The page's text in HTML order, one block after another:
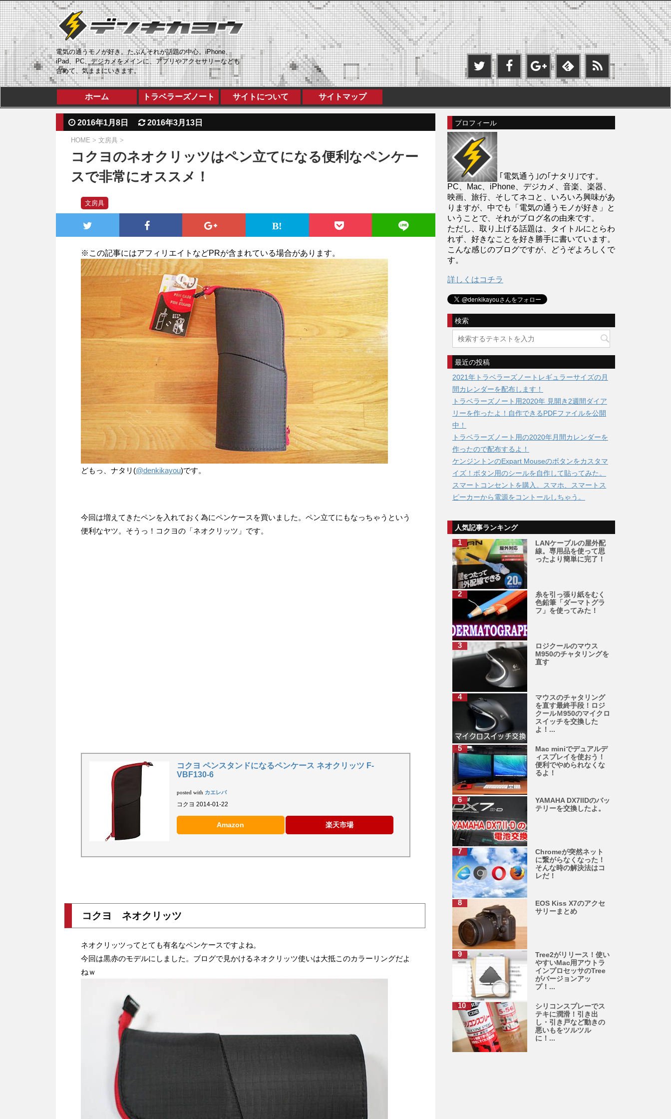
電気の通うモノが好き。たぶんそれが話題の中心。iPhone、
iPad、PC、デジカメをメインに、アプリやアクセサリーなども
含めて、気ままにいきます。
ホーム トラベラーズノート サイトについて サイトマップ
2016年1月8日 2016年3月13日
HOME > 文房具 >
コクヨのネオクリッツはペン立てになる便利なペンケー
スで非常にオススメ！
文房具
※この記事にはアフィリエイトなどPRが含まれている場合があります。
どもっ、ナタリ(@denkikayou)です。
今回は増えてきたペンを入れておく為にペンケースを買いました。ペン立てにもなっちゃうという
便利なヤツ。そうっ！コクヨの「ネオクリッツ」です。
コクヨ ペンスタンドになるペンケース ネオクリッツ F-
VBF130-6
posted with カエレバ
コクヨ 2014-01-22
Amazon 楽天市場
コクヨ ネオクリッツ
ネオクリッツってとても有名なペンケースですよね。
今回は黒赤のモデルにしました。ブログで見かけるネオクリッツ使いは大抵このカラーリングだよ
ねｗ
プロフィール
｢電気通う｣の｢ナタリ｣です。
PC、Mac、iPhone、デジカメ、音楽、楽器、
映画、旅行、そしてネコと、いろいろ興味があ
りますが、中でも「電気の通うモノが好き」と
いうことで、それがブログ名の由来です。
ただし、取り上げる話題は、タイトルにとらわ
れず、好きなことを好き勝手に書いています。
こんな感じのブログですが、どうぞよろしくで
す。
詳しくはコチラ
検索
最近の投稿
2021年トラベラーズノートレギュラーサイズの月
間カレンダーを配布します！
トラベラーズノート用2020年 見開き2週間ダイア
リーを作ったよ！自作できるPDFファイルを公開
中！
トラベラーズノート用の2020年月間カレンダーを
作ったので配布するよ！
ケンジントンのExpart Mouseのボタンをカスタマ
イズ！ボタン用のシールを自作して貼ってみた。
スマートコンセントを購入。スマホ、スマートス
ピーカーから電源をコントールしちゃう。
人気記事ランキング
LANケーブルの屋外配
線。専用品を使って思
ったより簡単に完了！
糸を引っ張り紙をむく
色鉛筆「ダーマトグラ
フ」を使ってみた！
ロジクールのマウス
M950のチャタリングを
直す
マウスのチャタリング
を直す最終手段！ロジ
クールＭ950のマイクロ
スイッチを交換した
よ！...
Mac miniでデュアルデ
ィスプレイを使おう！
便利でやめられなくな
るよ！
YAMAHA DX7IIDのバッ
テリーを交換したよ。
Chromeが突然ネット
に繋がらなくなった！
そんな時の解決法はコ
レだ！
EOS Kiss X7のアクセ
サリーまとめ
Tree2がリリース！使い
やすいMac用アウトラ
インプロセッサのTree
がバージョンアッ
プ！...
シリコンスプレーでス
テキに潤滑！引き出
し・引き戸など動きの
悪いもをツルツル
に！...